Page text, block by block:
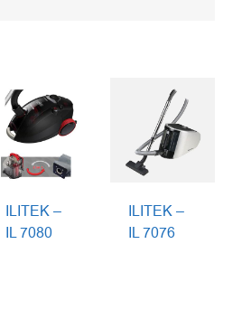
ILITEK –
IL 7080
ILITEK –
IL 7076